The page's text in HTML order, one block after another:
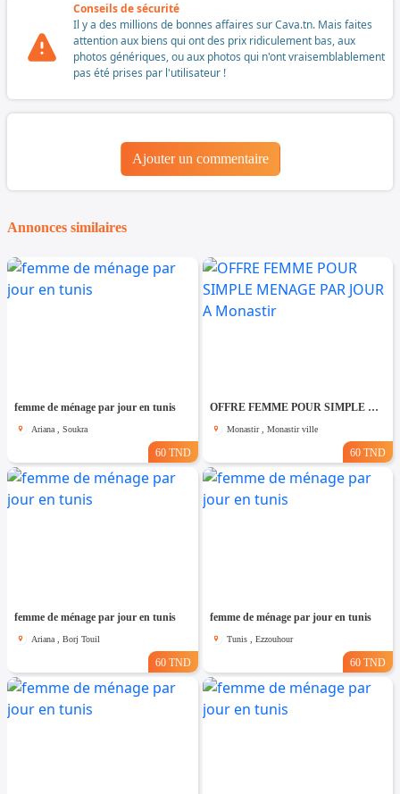
Conseils de sécurité
Il y a des millions de bonnes affaires sur Cava.tn. Mais faites
attention aux biens qui ont des prix ridiculement bas, aux
photos génériques, ou aux photos qui n'ont vraisemblablement
pas été prises par l'utilisateur !
Ajouter un commentaire
Annonces similaires
femme de ménage par jour en tunis
Ariana , Soukra
60 TND
OFFRE FEMME POUR SIMPLE MENAGE PAR JOUR A Monastir
Monastir , Monastir ville
60 TND
femme de ménage par jour en tunis
Ariana , Borj Touil
60 TND
femme de ménage par jour en tunis
Tunis , Ezzouhour
60 TND